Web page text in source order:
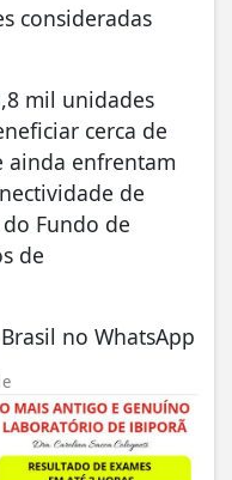
consideradas
mil unidades
cerca de
ainda enfrentam
de
Fundo de
de
no WhatsApp